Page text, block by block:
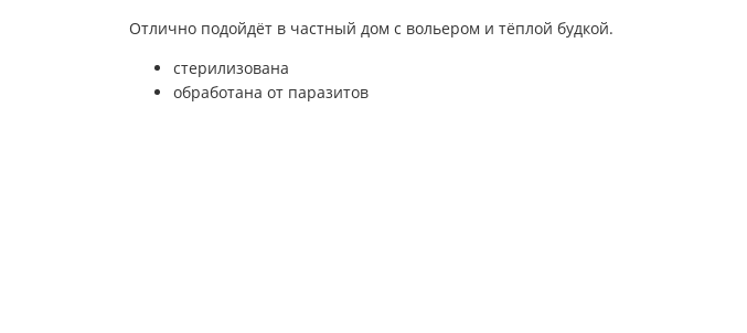
Отлично подойдёт в частный дом с вольером и тёплой будкой.
стерилизована
обработана от паразитов